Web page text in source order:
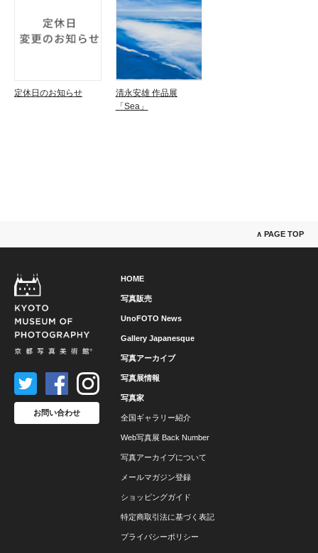
定休日のお知らせ
清永安雄 作品展
「Sea」
∧ PAGE TOP
HOME
写真販売
UnoFOTO News
Gallery Japanesque
写真アーカイブ
写真展情報
写真家
全国ギャラリー紹介
Web写真展 Back Number
写真アーカイブについて
メールマガジン登録
ショッピングガイド
特定商取引法に基づく表記
プライバシーポリシー
お問い合わせ